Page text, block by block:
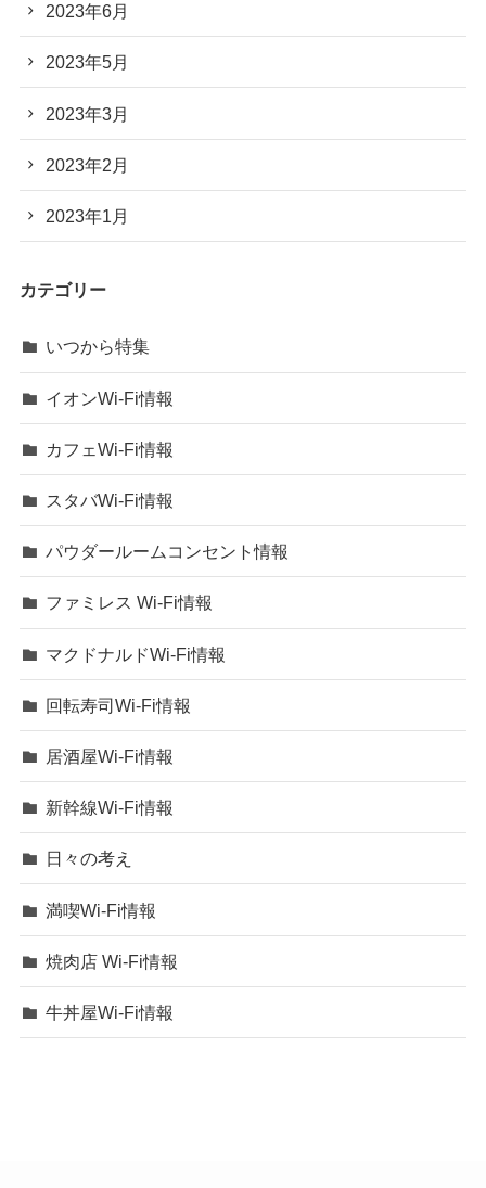
2023年6月
2023年5月
2023年3月
2023年2月
2023年1月
カテゴリー
いつから特集
イオンWi-Fi情報
カフェWi-Fi情報
スタバWi-Fi情報
パウダールームコンセント情報
ファミレス Wi-Fi情報
マクドナルドWi-Fi情報
回転寿司Wi-Fi情報
居酒屋Wi-Fi情報
新幹線Wi-Fi情報
日々の考え
満喫Wi-Fi情報
焼肉店 Wi-Fi情報
牛丼屋Wi-Fi情報